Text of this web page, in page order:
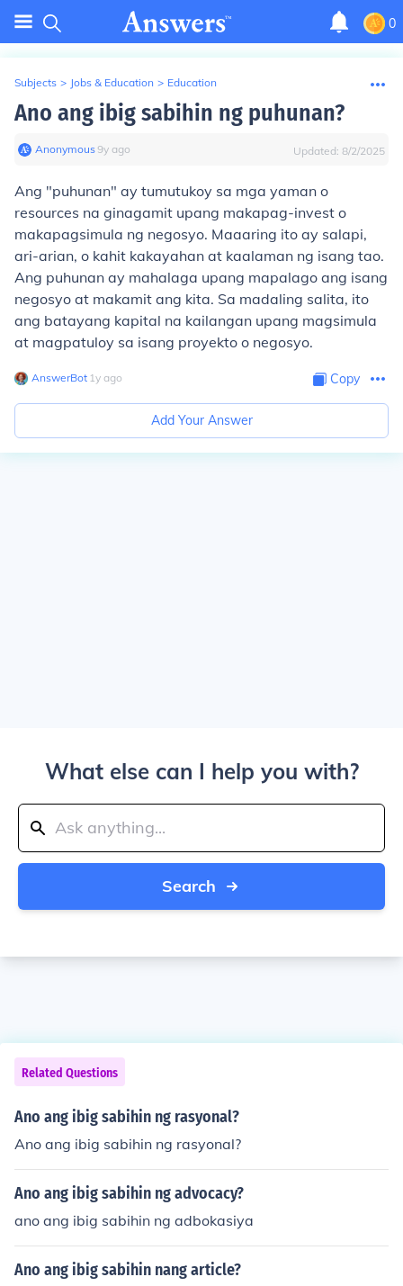
0
Subjects > Jobs & Education > Education
Ano ang ibig sabihin ng puhunan?
Anonymous∙9y ago Updated: 8/2/2025
Ang "puhunan" ay tumutukoy sa mga yaman o
resources na ginagamit upang makapag-invest o
makapagsimula ng negosyo. Maaaring ito ay salapi,
ari-arian, o kahit kakayahan at kaalaman ng isang tao.
Ang puhunan ay mahalaga upang mapalago ang isang
negosyo at makamit ang kita. Sa madaling salita, ito
ang batayang kapital na kailangan upang magsimula
at magpatuloy sa isang proyekto o negosyo.
AnswerBot∙ 1y ago Copy
Add Your Answer
What else can I help you with?
Search
Related Questions
Ano ang ibig sabihin ng rasyonal?
Ano ang ibig sabihin ng rasyonal?
Ano ang ibig sabihin ng advocacy?
ano ang ibig sabihin ng adbokasiya
Ano ang ibig sabihin nang article?